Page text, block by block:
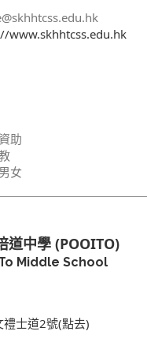
www.skhhtcss.edu.hk
助
女
道中學 (POOITO)
Middle School
禮士道2號(點去)